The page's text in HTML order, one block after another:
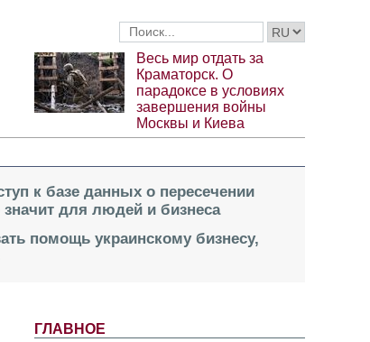
Весь мир отдать за
Краматорск. О
парадоксе в условиях
завершения войны
Москвы и Киева
к базе данных о пересечении
для людей и бизнеса
помощь украинскому бизнесу,
ГЛАВНОЕ